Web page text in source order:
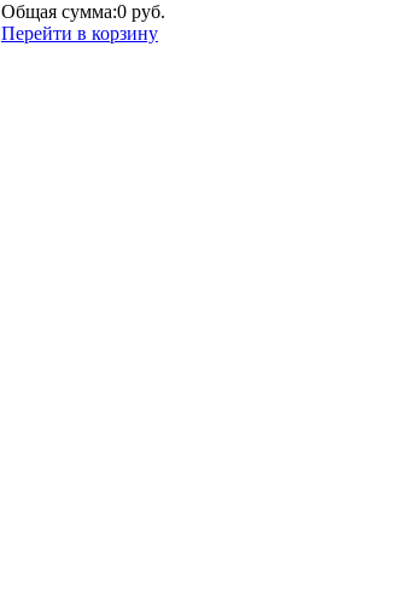
Общая сумма:0 руб.
Перейти в корзину